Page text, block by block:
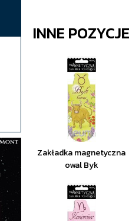
INNE
Zakładka magnetyczna
owal Byk